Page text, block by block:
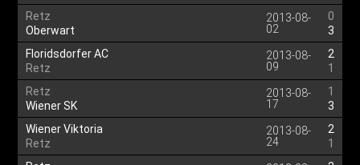
Retz
Oberwart
2013-08-
02
0
3
Floridsdorfer AC
Retz
2013-08-
09
2
1
Retz
Wiener SK
2013-08-
17
1
3
Wiener Viktoria
Retz
2013-08-
24
2
1